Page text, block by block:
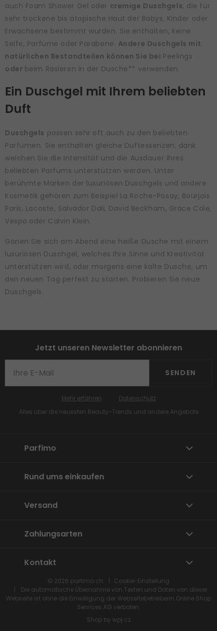
auch Foam Shower Gel oder cremige Duschgels, die für
sehr trockene bis atopische Haut der Babys, Kinder oder
Erwachsene bestimmt wurden. Sie enthalten, keine
Seife, Parfüme oder Parabene. Andere Duschgels mit
natürlichen Bestandteilen können Sie bei Peelings
oder beim Rasieren in der Dusche** verwenden.
Ein Duschgel mit Ihrem beliebten
Duft
Duschgels passen sehr oft auch zu den beliebten
Parfümen. Sie enthalten gleiche Duftessenzen, dank
welchen Sie die Intensität und die Ausdauer ihres
beliebten Parfüms unterstützen werden. Unter
berühmte Marken der luxuriösen Duschgels und andere
Kosmetik gehören zum Beispiel La Roche-Posay, Bourjois
Paris, Lacoste, Salvador Dali, David Beckham, Grace Cole,
Vespa oder Calvin Klein.
Gönen Sie sich am Abend eine heiße Dusche mit einem
luxuriösen Duschgel, welches Ihre Sinne und Kreativität
unterstützen wird, oder morgens eine kalte Dusche, um
den neuen Tag perfekt zu starten. Probieren Sie neue
Duschgels.
Jetzt unseren Newsletter abonnieren
SENDEN
Alles über die neuesten Beauty-Trends und andere Angebote
Mehr erfahren Datenschutz
Parfimo
Rund ums einkaufen
Versand
Zahlungsarten
Kontakt
© 2026 parfimo.ch
Cookie-Einstellung
Die automatische Übernahme von Texten und Daten von dieser
Webseite ist ohne die Einwilligung der Webseitebetreiberin Online Shop
Services AG verboten.
Shop by wpj.cz